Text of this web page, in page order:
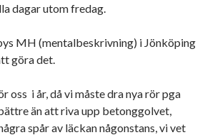
dagar utom fredag.
MH (mentalbeskrivning) i Jönköping
göra det.
oss i år, då vi måste dra nya rör pga
än att riva upp betonggolvet,
spår av läckan någonstans, vi vet